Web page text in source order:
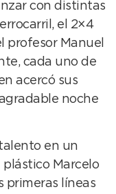
con distintas
el 2×4
profesor Manuel
cada uno de
acercó sus
noche
en un
Marcelo
primeras líneas